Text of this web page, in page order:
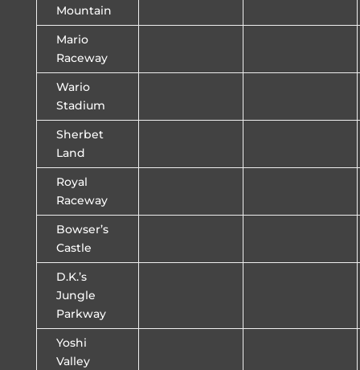
Mountain
Mario
Raceway
Wario
Stadium
Sherbet
Land
Royal
Raceway
Bowser’s
Castle
D.K.’s
Jungle
Parkway
Yoshi
Valley